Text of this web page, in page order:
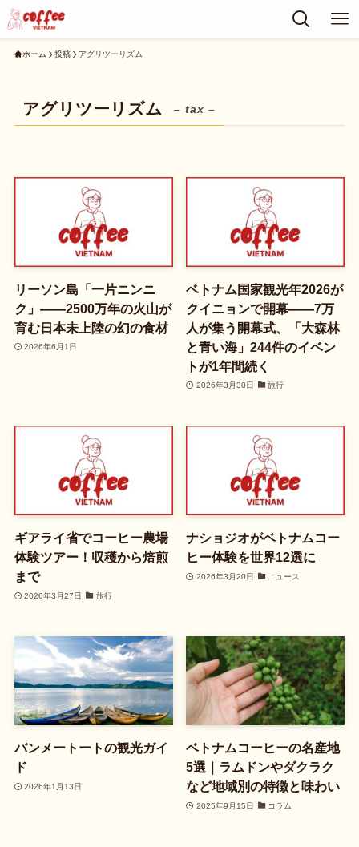
ホーム 投稿 アグリツーリズム
アグリツーリズム – tax –
リーソン島「一片ニンニ
ク」——2500万年の火山が
育む日本未上陸の幻の食材
2026年6月1日
ベトナム国家観光年2026が
クイニョンで開幕——7万
人が集う開幕式、「大森林
と青い海」244件のイベン
トが1年間続く
2026年3月30日 旅行
ギアライ省でコーヒー農場
体験ツアー！収穫から焙煎
まで
2026年3月27日 旅行
ナショジオがベトナムコー
ヒー体験を世界12選に
2026年3月20日 ニュース
バンメートートの観光ガイ
ド
2026年1月13日
ベトナムコーヒーの名産地
5選｜ラムドンやダクラク
など地域別の特徴と味わい
2025年9月15日 コラム